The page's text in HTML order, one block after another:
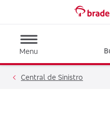
Menu
Central de Sinistro